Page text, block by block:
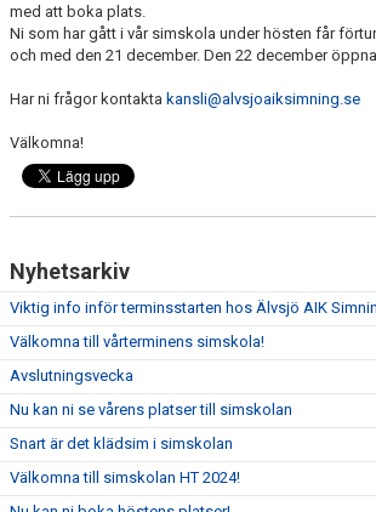
med att boka plats.
Ni som har gått i vår simskola under hösten får
och med den 21 december. Den 22 december
Har ni frågor kontakta kansli@alvsjoaiksimning.se
Välkomna!
Nyhetsarkiv
Viktig info inför terminsstarten hos Älvsjö AIK
Välkomna till vårterminens simskola!
Avslutningsvecka
Nu kan ni se vårens platser till simskolan
Snart är det klädsim i simskolan
Välkomna till simskolan HT 2024!